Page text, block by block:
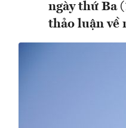
ngày thứ Ba
thảo luận về